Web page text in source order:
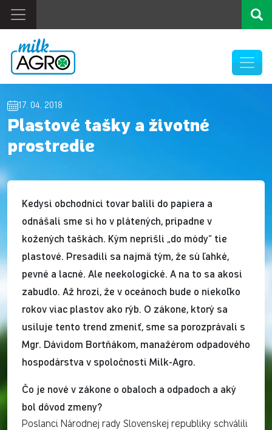
17. 04. 2018
Plastové tašky a životné
prostredie
Kedysi obchodníci tovar balili do papiera a
odnášali sme si ho v plátených, prípadne v
kožených taškách. Kým neprišli „do módy“ tie
plastové. Presadili sa najmä tým, že sú ľahké,
pevné a lacné. Ale neekologické. A na to sa akosi
zabudlo. Až hrozí, že v oceánoch bude o niekoľko
rokov viac plastov ako rýb. O zákone, ktorý sa
usiluje tento trend zmeniť, sme sa porozprávali s
Mgr. Dávidom Bortňákom, manažérom odpadového
hospodárstva v spoločnosti Milk-Agro.
Čo je nové v zákone o obaloch a odpadoch a aký
bol dôvod zmeny?
Poslanci Národnej rady Slovenskej republiky schválili